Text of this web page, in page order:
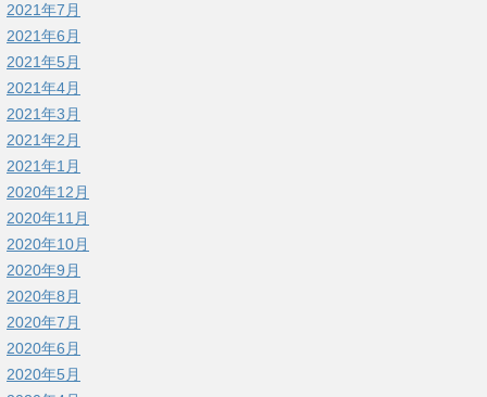
2021年7月
2021年6月
2021年5月
2021年4月
2021年3月
2021年2月
2021年1月
2020年12月
2020年11月
2020年10月
2020年9月
2020年8月
2020年7月
2020年6月
2020年5月